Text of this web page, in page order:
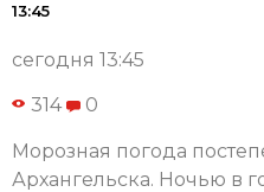
13:45
сегодня 13:45
314 0
Морозная погода
Архангельска. Ночью в